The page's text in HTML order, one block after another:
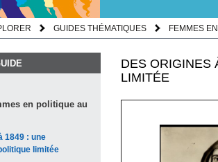
GUIDES THÉMATIQUES FEMMES
en politique au
1849 : une
limitée
DES ORIGINES
LIMITÉE